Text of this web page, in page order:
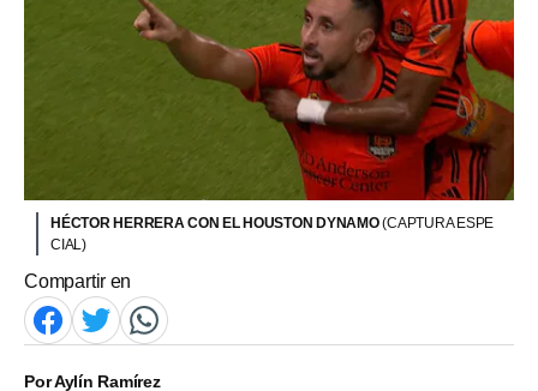
HÉCTOR HERRERA CON EL HOUSTON DYNAMO(CAPTURA ESPE
CIAL)
Compartir en
PorAylín Ramírez